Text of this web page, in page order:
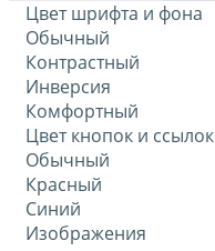
Цвет шрифта и фона
Обычный
Контрастный
Инверсия
Комфортный
Цвет кнопок и ссылок
Обычный
Красный
Синий
Изображения